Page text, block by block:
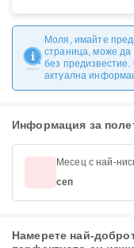
Моля, имайте
страница, може да
без
актуална
Информация за
Месец с най-
сеп
Намерете най-